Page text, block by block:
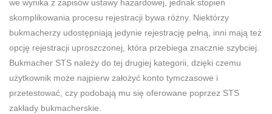
we wynika z zapisów ustawy hazardowej, jednak stopień
skomplikowania procesu rejestracji bywa różny. Niektórzy
bukmacherzy udostępniają jedynie rejestrację pełną, inni mają też
opcję rejestracji uproszczonej, która przebiega znacznie szybciej.
Bukmacher STS należy do tej drugiej kategorii, dzięki czemu
użytkownik może najpierw założyć konto tymczasowe i
przetestować, czy podobają mu się oferowane poprzez STS
zakłady bukmacherskie.